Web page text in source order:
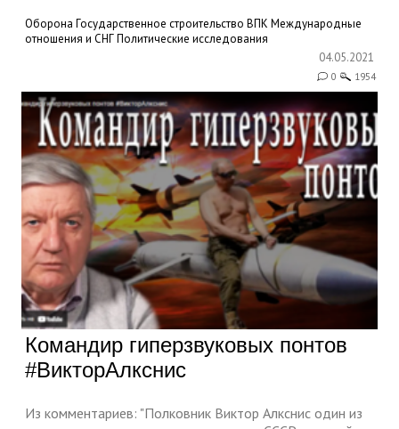
Оборона Государственное строительство ВПК Международные
отношения и СНГПолитические исследования
04.05.2021
0 1954
Командир гиперзвуковых понтов
#ВикторАлкснис​
Из комментариев: "Полковник Виктор Алкснис один из